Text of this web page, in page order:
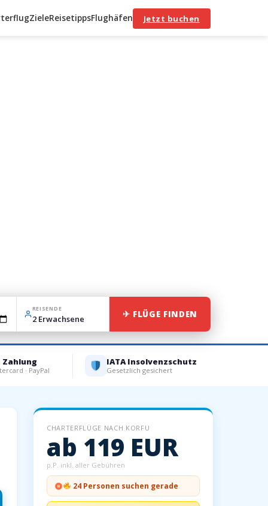
ZieleReisetippsFlughäfen Jetzt buchen
REISENDE
✈ FLÜGE FINDEN
Zahlung
· PayPal
IATA Insolvenzschutz
Gesetzlich gesichert
CHARTERFLÜGE NACH KORFU
ab 119 EUR
p.P. inkl. aller Gebühren
24 Personen suchen gerade